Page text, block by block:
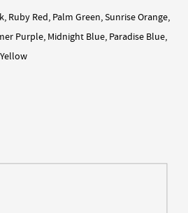
Ruby Red, Palm Green, Sunrise Orange,
Purple, Midnight Blue, Paradise Blue,